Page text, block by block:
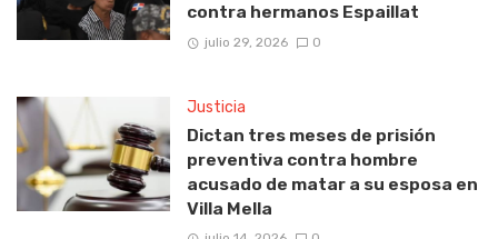
contra hermanos Espaillat
julio 29, 2026 0
Justicia
Dictan tres meses de prisión
preventiva contra hombre
acusado de matar a su esposa en
Villa Mella